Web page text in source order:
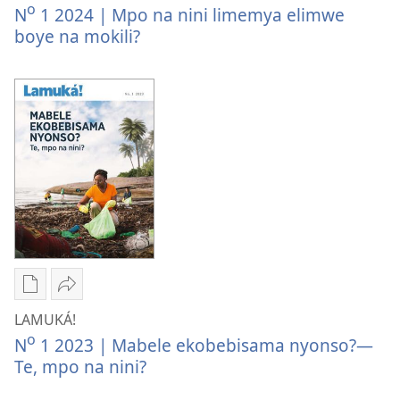
kozwa
mikanda
LAMUKÁ!
na
nini
limemya
elimwe
na
mokili?
Mpo
na
nini
elimwe
boye
na
mokili?
No 1 2024 | Mpo na nini limemya elimwe
boye na mokili?
Ndenge
ya
kozwa
mikanda
LAMUKÁ!
Tindá
LAMUKÁ!
Mabele
ekobebisama
nyonso?
LAMUKÁ!
No 1 2023 | Mabele ekobebisama nyonso?—
Te, mpo na nini?